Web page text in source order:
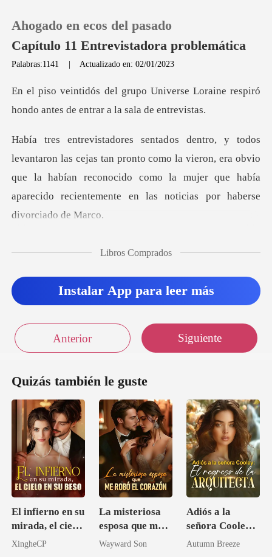
0
Historia
Salir
Ahogado en ecos del pasado
Capítulo 11 Entrevistadora problemática
Palabras:1141 | Actualizado en: 02/01/2023
verse Loraine respiró
hondo antes
pronto como la vieron, era obvio
que la habían reconocido como la mujer que h
Libros Comprados
Instalar App para leer más
Anterior Siguiente
Quizás también le guste
El infierno en su
mirada, el cielo
en su beso
XingheCP
La misteriosa
esposa que me
robó el corazón
Wayward Son
Adiós a la
señora Cooley:
El regreso de la
Autumn Breeze